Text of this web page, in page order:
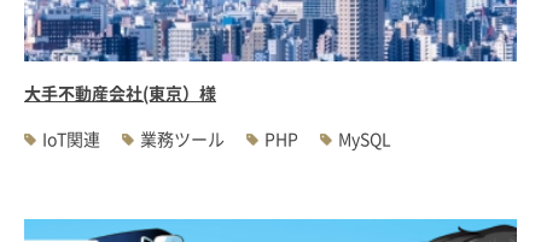
大手不動産会社(東京）様
IoT関連
業務ツール PHP MySQL